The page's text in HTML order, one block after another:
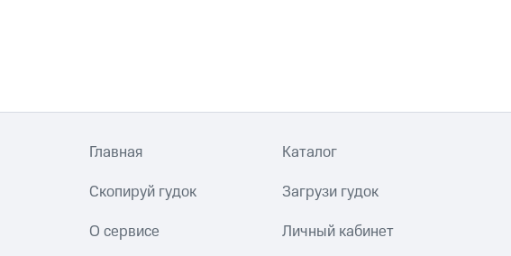
Главная Каталог
Скопируй гудок Загрузи гудок
О сервисе Личный кабинет